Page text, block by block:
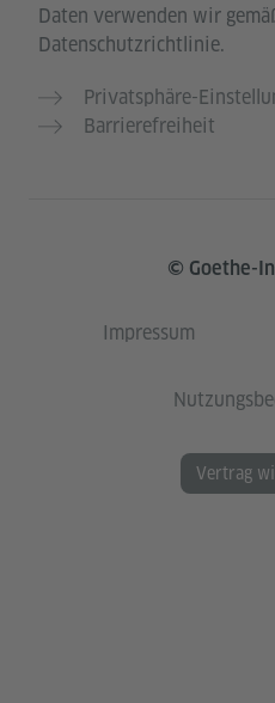
Daten verwenden wir
Datenschutzrichtlinie.
Privatsphäre-
Barrierefreiheit
© Goethe-
Impressum
Vertrag